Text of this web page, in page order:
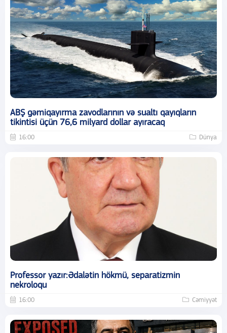
ABŞ gəmiqayırma zavodlarının və sualtı qayıqların
tikintisi üçün 76,6 milyard dollar ayıracaq
16:00 Dünya
Professor yazır:Ədalətin hökmü, separatizmin
nekroloqu
16:00 Cəmiyyət